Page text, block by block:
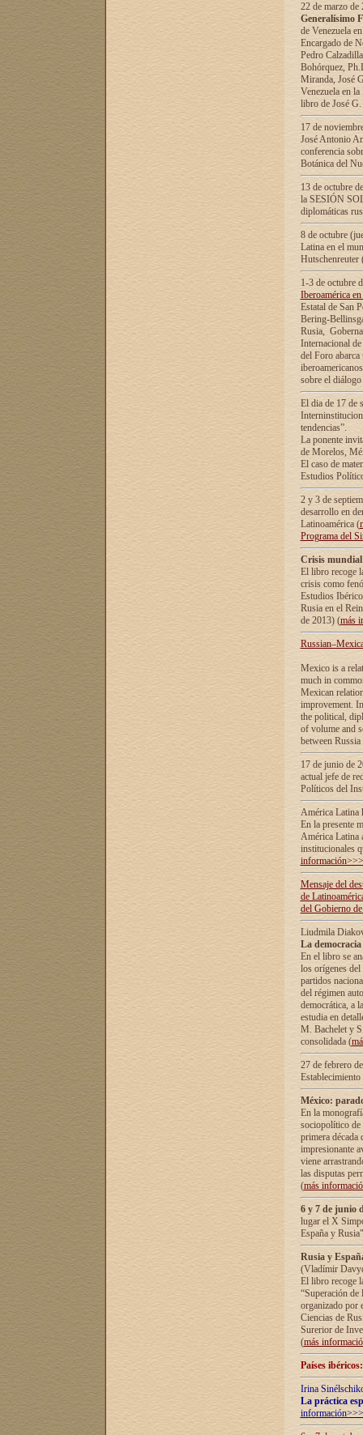
22 de marzo
Generalísimo
de Venezuela
Encargado de
Pedro
Bohórquez,
Miranda, José
Venezuela en
libro de José
17 de
José Antonio
conferencia
Botánica del
13 de octubre
la SESIÓN
diplomáticas
8 de octubre
Latina en el
1-3 de octubre
Iberoamérica
Estatal de San
Bering-
Rusia,
Internacional
del Foro
sobre el
El dia de 17 de
tendencias”.
La ponente
de Morelos,
El caso de
Estudios
2 y 3 de
desarrollo en
Latinoamérica (
Programa del
Crisis
El libro recoge
crisis como
Estudios
Rusia en el
de 2013) (más
Mexico is a
much in
Mexican
improvement.
the political,
of volume and
between
17 de junio de
actual jefe de
Políticos del
América Latina
En la presente
América Latina
institucionales
información>>>
Mensaje del
de
del Gobierno
Liudmila
La
En el libro se
los orígenes
partidos
del régimen
democrática, а
estudia en
М. Bachelet у
consolidada (
27 de febrero
México:
En la
sociopolítico de
primera década
impresionante
viene
las disputas
(más
6 y 7 de junio
lugar el X
España y
Rusia y
(Vladímir
El libro recoge
“Superación
organizado por
Ciencias de
Surerior de
(más
Países
Irina
La práctica
información>>>